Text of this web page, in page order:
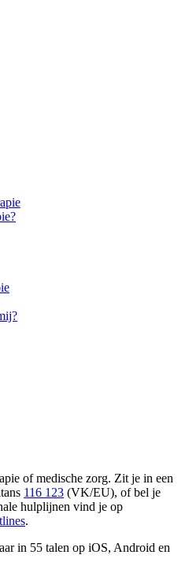
of medische zorg. Zit je in een
116 123 (VK/EU), of bel je
hulplijnen vind je op
.
in 55 talen op iOS, Android en